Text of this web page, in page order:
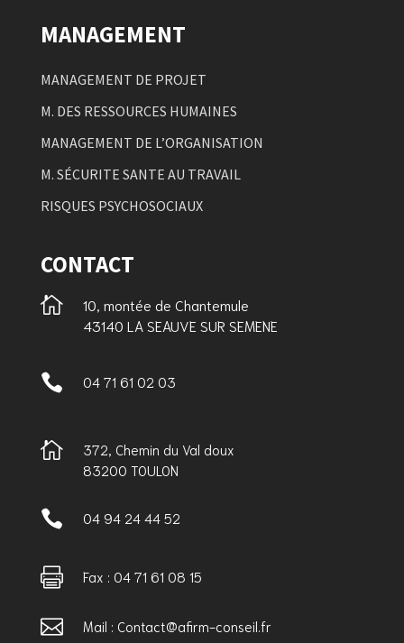
MANAGEMENT
MANAGEMENT DE PROJET
M. DES RESSOURCES HUMAINES
MANAGEMENT DE L’ORGANISATION
M. SÉCURITE SANTE AU TRAVAIL
RISQUES PSYCHOSOCIAUX
CONTACT

10, montée de Chantemule
43140 LA SEAUVE SUR SEMENE
 04 71 61 02 03

372, Chemin du Val doux
83200 TOULON
 04 94 24 44 52
 Fax : 04 71 61 08 15
 Mail : Contact@afirm-conseil.fr